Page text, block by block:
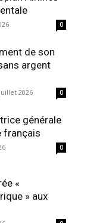
0
de son
argent
2026 0
générale
français
0
«
» aux